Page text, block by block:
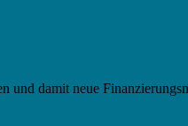
und damit neue